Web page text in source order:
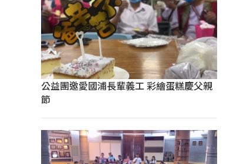
公益團邀愛國浦長輩義工 彩繪蛋糕慶父親
節